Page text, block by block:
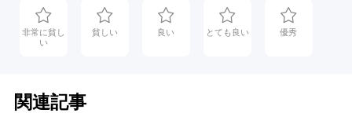
散歩やトイレのチェックイン定期的に
予測可能性は、特に不安定な歴史を持つ保護動物にとっ
て、スムーズな適応をサポートします。
非常に貧し
い
貧しい 良い とても良い 優秀
関連記事